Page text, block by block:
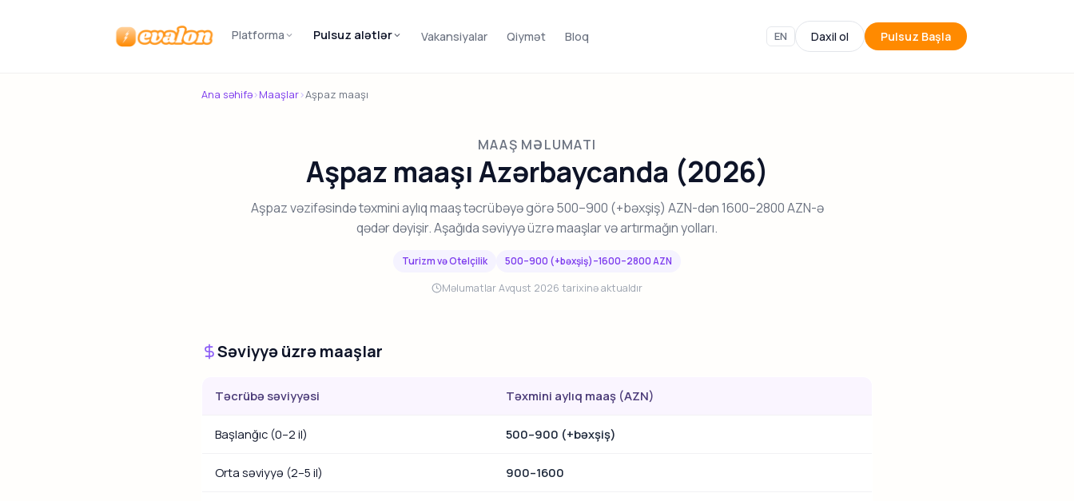
Evalon
Platforma Pulsuz alətlər Vakansiyalar Qiymət Bloq EN Daxil ol Pulsuz Başla
Ana səhifə›Maaşlar›Aşpaz maaşı
MAAŞ MƏLUMATI
Aşpaz maaşı Azərbaycanda (2026)
Aşpaz vəzifəsində təxmini aylıq maaş təcrübəyə görə 500–900 (+bəxşiş) AZN-dən 1600–2800 AZN-ə
qədər dəyişir. Aşağıda səviyyə üzrə maaşlar və artırmağın yolları.
Turizm və Otelçilik 500–900 (+bəxşiş)–1600–2800 AZN
Məlumatlar Avqust 2026 tarixinə aktualdır
Səviyyə üzrə maaşlar
Təcrübə səviyyəsi Təxmini aylıq maaş (AZN)
Başlanğıc (0–2 il) 500–900 (+bəxşiş)
Orta səviyyə (2–5 il) 900–1600